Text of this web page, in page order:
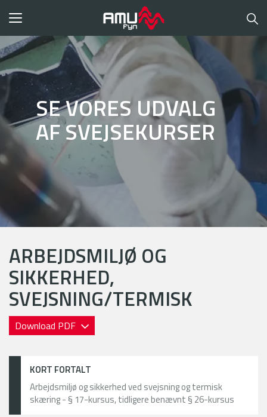
Toggle
SE VORES UDVALG
AF SVEJSEKURSER
ARBEJDSMILJØ OG
SIKKERHED,
SVEJSNING/TERMISK
Download PDF
KORT FORTALT
Arbejdsmiljø og sikkerhed ved svejsning og termisk
skæring - § 17-kursus, tidligere benævnt § 26-kursus